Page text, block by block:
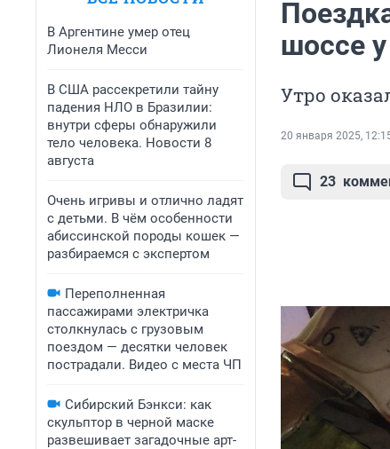
В Аргентине умер отец
Лионеля Месси
В США рассекретили тайну
падения НЛО в Бразилии:
внутри сферы обнаружили
тело человека. Новости 8
августа
Очень игривы и отлично ладят
с детьми. В чём особенности
абиссинской породы кошек —
разбираемся с экспертом
Переполненная
пассажирами электричка
столкнулась с грузовым
поездом — десятки человек
пострадали. Видео с места ЧП
Сибирский Бэнкси: как
скульптор в черной маске
развешивает загадочные арт-
шоссе
Утро
20 января 2025,
23